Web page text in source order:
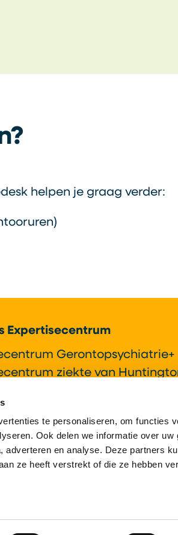
te personaliseren, om functies
Ook delen we informatie over uw
en analyse. Deze partners
ze heeft verstrekt of die ze hebben
helpen je graag verder:
Expertisecentrum
Gerontopsychiatrie+
ziekte van
& Innovatie